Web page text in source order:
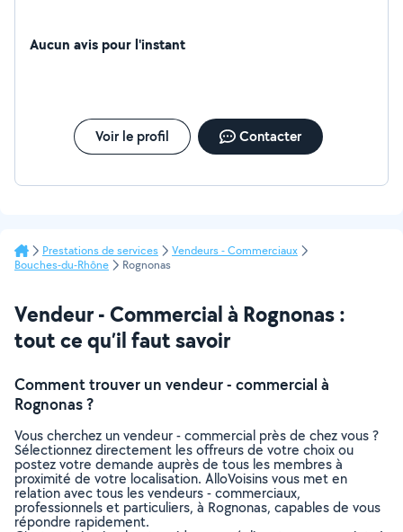
Aucun avis pour l'instant
Voir le profil Contacter
Prestations de services
Vendeurs - Commerciaux
Bouches-du-Rhône
Rognonas
Vendeur - Commercial à Rognonas :
tout ce qu’il faut savoir
Comment trouver un vendeur - commercial à
Rognonas ?
Vous cherchez un vendeur - commercial près de chez vous ?
Sélectionnez directement les offreurs de votre choix ou
postez votre demande auprès de tous les membres à
proximité de votre localisation. AlloVoisins vous met en
relation avec tous les vendeurs - commerciaux,
professionnels et particuliers, à Rognonas, capables de vous
répondre rapidement.